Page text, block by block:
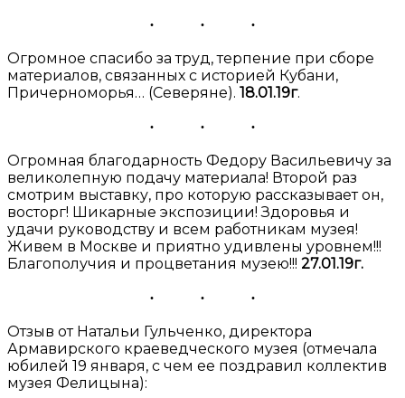
Огромное спасибо за труд, терпение при сборе
материалов, связанных с историей Кубани,
Причерноморья… (Северяне). 18.01.19г.
Огромная благодарность Федору Васильевичу за
великолепную подачу материала! Второй раз
смотрим выставку, про которую рассказывает он,
восторг! Шикарные экспозиции! Здоровья и
удачи руководству и всем работникам музея!
Живем в Москве и приятно удивлены уровнем!!!
Благополучия и процветания музею!!! 27.01.19г.
Отзыв от Натальи Гульченко, директора
Армавирского краеведческого музея (отмечала
юбилей 19 января, с чем ее поздравил коллектив
музея Фелицына):